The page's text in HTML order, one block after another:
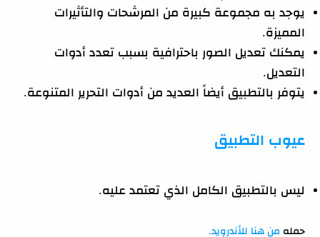
يوجد به مجموعة كبيرة من المرشحات والتأثيرات
المميزة.
يمكنك تعديل الصور باحترافية بسبب تعدد أدوات
التعديل.
يتوفر بالتطبيق أيضاً العديد من أدوات التحرير المتنوعة.
عيوب التطبيق
ليس بالتطبيق الكامل الذي تعتمد عليه.
حمله من هنا للأندرويد